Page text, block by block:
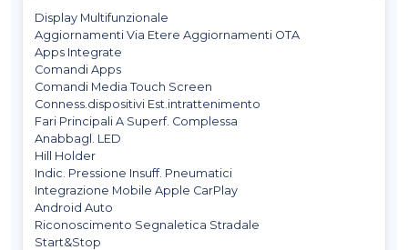
Display Multifunzionale
Aggiornamenti Via Etere Aggiornamenti OTA
Apps Integrate
Comandi Apps
Comandi Media Touch Screen
Conness.dispositivi Est.intrattenimento
Fari Principali A Superf. Complessa
Anabbagl. LED
Hill Holder
Indic. Pressione Insuff. Pneumatici
Integrazione Mobile Apple CarPlay
Android Auto
Riconoscimento Segnaletica Stradale
Start&Stop